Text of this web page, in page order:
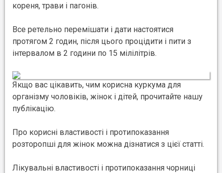
кореня, трави і пагонів.
Все ретельно перемішати і дати настоятися
протягом 2 годин, після цього процідити і пити з
інтервалом в 2 години по 15 мілілітрів.
Якщо вас цікавить, чим корисна куркума для
організму чоловіків, жінок і дітей, прочитайте нашу
публікацію.
Про корисні властивості і протипоказання
розторопші для жінок можна дізнатися з цієї статті.
Лікувальні властивості і протипоказання чорниці